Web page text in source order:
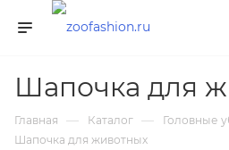
Шапочка для
Главная — Каталог — Головные
Шапочка для животных